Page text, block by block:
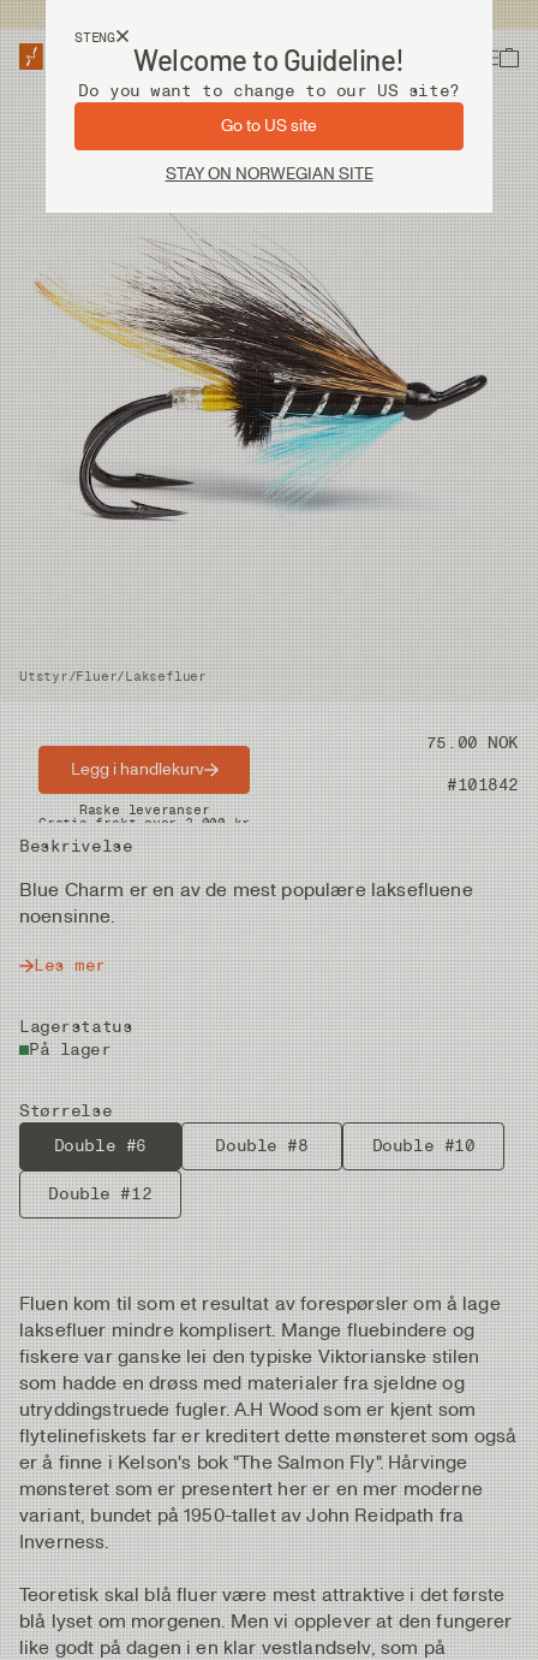
STENG
Welcome to Guideline!
Do you want to change to our US site?
Go to US site
STAY ON NORWEGIAN SITE
Utstyr/Fluer/Laksefluer
Pris 75.00 NOK
Artikkelnummer #101842
Beskrivelse
Blue Charm er en av de mest populære laksefluene
noensinne.
Les mer
Lagerstatus
På lager
Størrelse
Double #6
Double #8 Double #10
Double #12
Legg i handlekurv
Raske leveranser
Gratis frakt over 2.000 kr
Fluen kom til som et resultat av forespørsler om å lage
laksefluer mindre komplisert. Mange fluebindere og
fiskere var ganske lei den typiske Viktorianske stilen
som hadde en drøss med materialer fra sjeldne og
utryddingstruede fugler. A.H Wood som er kjent som
flytelinefiskets far er kreditert dette mønsteret som også
er å finne i Kelson's bok "The Salmon Fly". Hårvinge
mønsteret som er presentert her er en mer moderne
variant, bundet på 1950-tallet av John Reidpath fra
Inverness.
Teoretisk skal blå fluer være mest attraktive i det første
blå lyset om morgenen. Men vi opplever at den fungerer
like godt på dagen i en klar vestlandselv, som på